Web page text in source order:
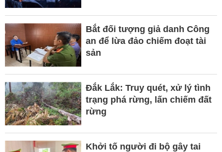
Bắt đối tượng giả danh Công
an để lừa đảo chiếm đoạt tài
sản
Đắk Lắk: Truy quét, xử lý tình
trạng phá rừng, lấn chiếm đất
rừng
Khởi tố người đi bộ gây tai